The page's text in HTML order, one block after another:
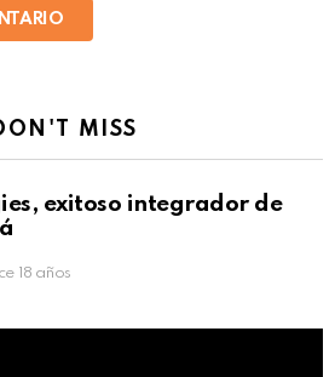
MISS
exitoso integrador de
18 años